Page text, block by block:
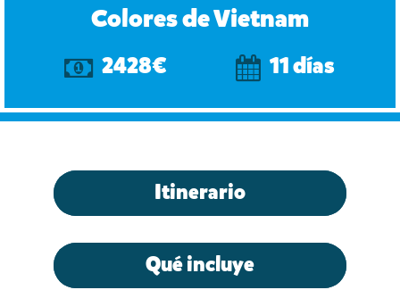
Colores de Vietnam
2428€ 11 días
Itinerario
Qué incluye